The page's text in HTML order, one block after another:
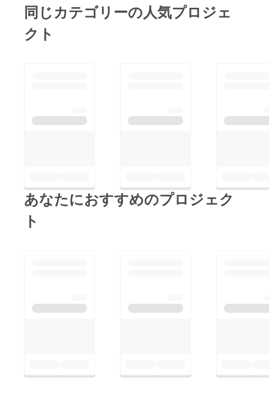
同じカテゴリーの人気プロジェ
クト
あなたにおすすめのプロジェク
ト